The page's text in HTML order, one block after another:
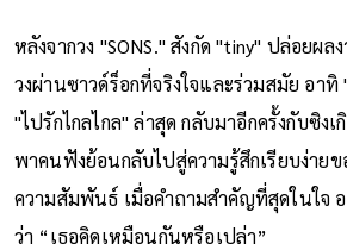
หลังจากวง "SONS." สังกัด "tiny" ปล่อยผ
วงผ่านซาวด์ร็อกที่จริงใจและร่วมสมัย อา
"ไปรักไกลไกล" ล่าสุด กลับมาอีกครั้งกับซิง
พาคนฟังย้อนกลับไปสู่ความรู้สึกเรียบง่ายข
ความสัมพันธ์ เมื่อคำถามสำคัญที่สุดในใจ
ว่า “เธอคิดเหมือนกันหรือเปล่า”